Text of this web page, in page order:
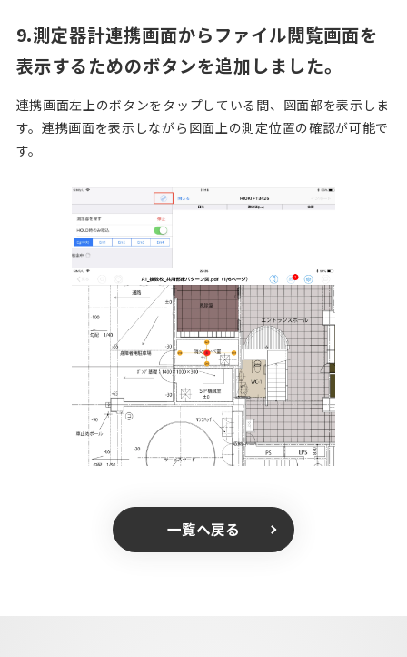
9.測定器計連携画面からファイル閲覧画面を
表示するためのボタンを追加しました。
連携画面左上のボタンをタップしている間、図面部を表示しま
す。連携画面を表示しながら図面上の測定位置の確認が可能で
す。
一覧へ戻る